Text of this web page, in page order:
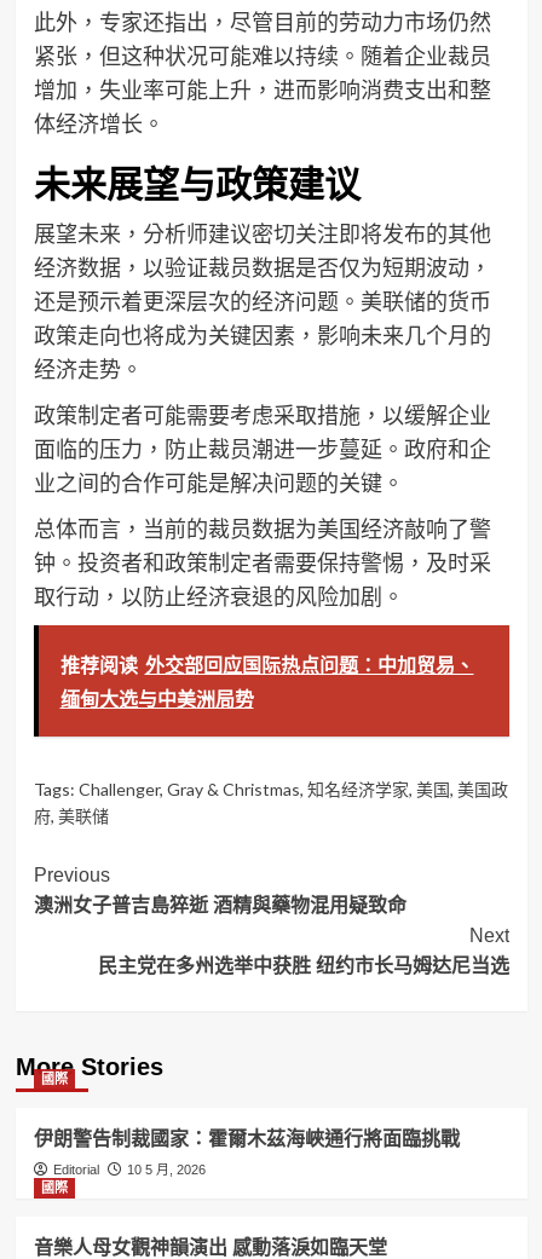
此外，专家还指出，尽管目前的劳动力市场仍然
紧张，但这种状况可能难以持续。随着企业裁员
增加，失业率可能上升，进而影响消费支出和整
体经济增长。
未来展望与政策建议
展望未来，分析师建议密切关注即将发布的其他
经济数据，以验证裁员数据是否仅为短期波动，
还是预示着更深层次的经济问题。美联储的货币
政策走向也将成为关键因素，影响未来几个月的
经济走势。
政策制定者可能需要考虑采取措施，以缓解企业
面临的压力，防止裁员潮进一步蔓延。政府和企
业之间的合作可能是解决问题的关键。
总体而言，当前的裁员数据为美国经济敲响了警
钟。投资者和政策制定者需要保持警惕，及时采
取行动，以防止经济衰退的风险加剧。
推荐阅读 外交部回应国际热点问题：中加贸易、
缅甸大选与中美洲局势
Tags: Challenger, Gray & Christmas, 知名经济学家, 美国, 美国政
府, 美联储
Post
Navigation
Previous
澳洲女子普吉島猝逝 酒精與藥物混用疑致命
Next
民主党在多州选举中获胜 纽约市长马姆达尼当选
More Stories
國際
伊朗警告制裁國家：霍爾木茲海峽通行將面臨挑戰
Editorial
10 5 月, 2026
國際
音樂人母女觀神韻演出 感動落淚如臨天堂